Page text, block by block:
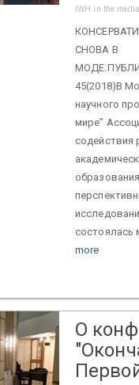
IWH in the media
СНОВА В
45(2018)В
научного
мире”
содействия
состоялась
more
О